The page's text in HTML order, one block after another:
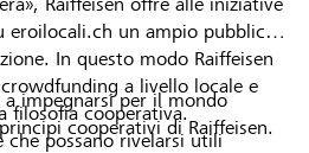
eroilocali.ch un ampio pubblico
In questo modo Raiffeisen
a livello locale e
filosofia cooperativa.
che possano rivelarsi utili
impegnarsi per il mondo
cooperativi di Raiffeisen.